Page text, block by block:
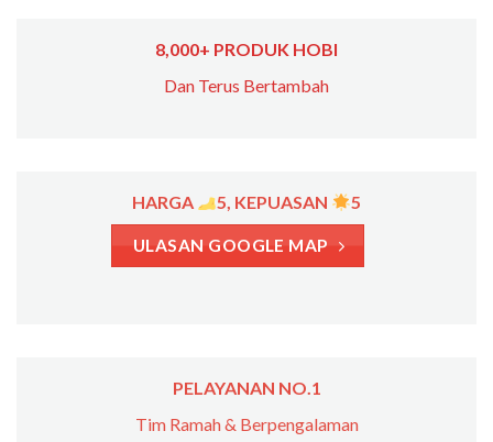
8,000+ PRODUK HOBI
Dan Terus Bertambah
HARGA 5, KEPUASAN 5
ULASAN GOOGLE MAP
PELAYANAN NO.1
Tim Ramah & Berpengalaman